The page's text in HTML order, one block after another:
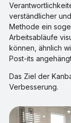
verständlicher
Methode ein
Arbeitsabläufe
können, ähnlich
Post-its
Das Ziel der
Verbesserung.